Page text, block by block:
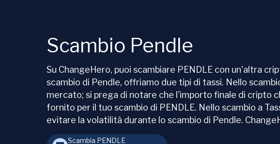
Scambio Pendle
Su ChangeHero, puoi scambiare PENDLE con un'altra
scambio di Pendle, offriamo due tipi di tassi. Nello
mercato; si prega di notare che l'importo finale di cripto
fornito per il tuo scambio di PENDLE. Nello scambio a
evitare la volatilità durante lo scambio di Pendle.
Scambia PENDLE